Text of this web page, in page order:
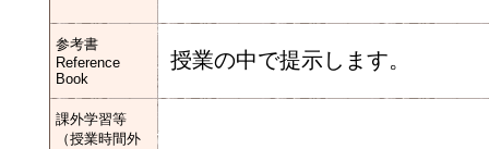
参考書
Reference
Book
授業の中で提示します。
課外学習等
（授業時間外